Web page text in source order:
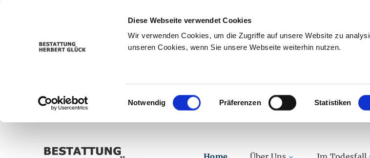
Diese Webseite verwendet Cookies
Wir verwenden Cookies, um die Zugriffe auf unsere Website zu
unseren Cookies, wenn Sie unsere Webseite weiterhin nutzen.
Einwilligungsauswahl
Notwendig Präferenzen Statistiken